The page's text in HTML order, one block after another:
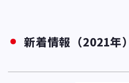
新着情報（2021年）